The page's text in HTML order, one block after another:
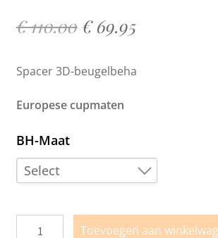
€110.00 €69.95
Spacer 3D-beugelbeha
Europese cupmaten
BH-Maat
Select
Toevoegen aan